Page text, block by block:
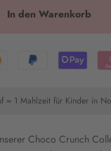
In den Warenkorb
= 1 Mahlzeit für Kinder in
Choco Crunch